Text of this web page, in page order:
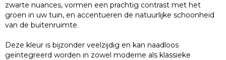
zwarte nuances, vormen een prachtig contrast met het
groen in uw tuin, en accentueren de natuurlijke schoonheid
van de buitenruimte.
Deze kleur is bijzonder veelzijdig en kan naadloos
geïntegreerd worden in zowel moderne als klassieke